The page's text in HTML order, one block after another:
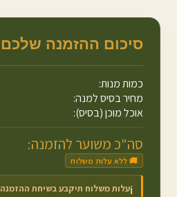
סיכום ההזמנה שלכם
כמות מנות:
מחיר בסיס למנה:
אוכל מוכן (בסיס):
סה"כ משוער להזמנה:
🚚 ללא עלות משלוח
ℹ️עלות משלוח תיקבע בשיחת ההזמנה